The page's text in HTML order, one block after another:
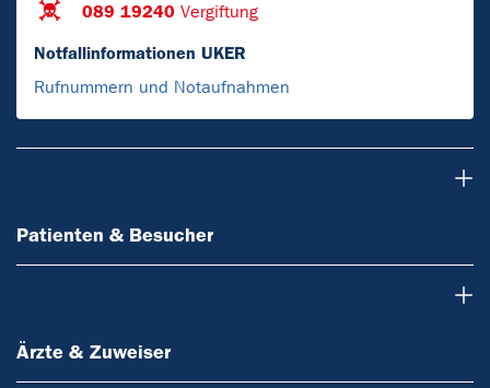
089 19240 Vergiftung
Notfallinformationen UKER
Rufnummern und Notaufnahmen
Patienten & Besucher
Ärzte & Zuweiser